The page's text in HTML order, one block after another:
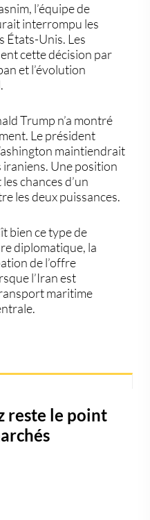
l’équipe de
interrompu les
États-Unis. Les
cette décision par
et l’évolution
Trump n’a montré
Le président
maintiendrait
Une position
chances d’un
les deux puissances.
bien ce type de
diplomatique, la
de l’offre
l’Iran est
maritime
reste le point